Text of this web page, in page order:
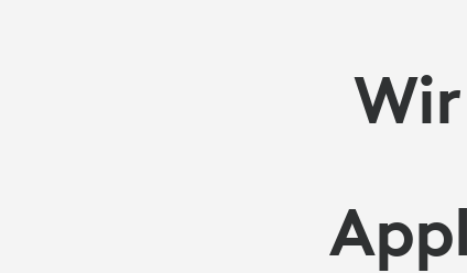
ANDROID